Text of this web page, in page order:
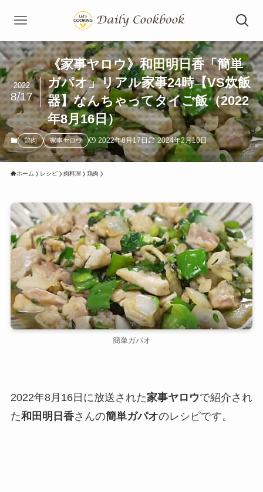
《家事ヤロウ》和田明日香「簡単
ガパオ」リアル家事24時【VS炊飯
器】なんちゃってタイご飯（2022
年8月16日）
2022
8/17
鶏肉 家事ヤロウ 2022年8月17日 2024年2月10日
ホーム レシピ 肉料理 鶏肉
簡単ガパオ
2022年8月16日に放送された家事ヤロウで紹介され
た和田明日香さんの簡単ガパオのレシピです。